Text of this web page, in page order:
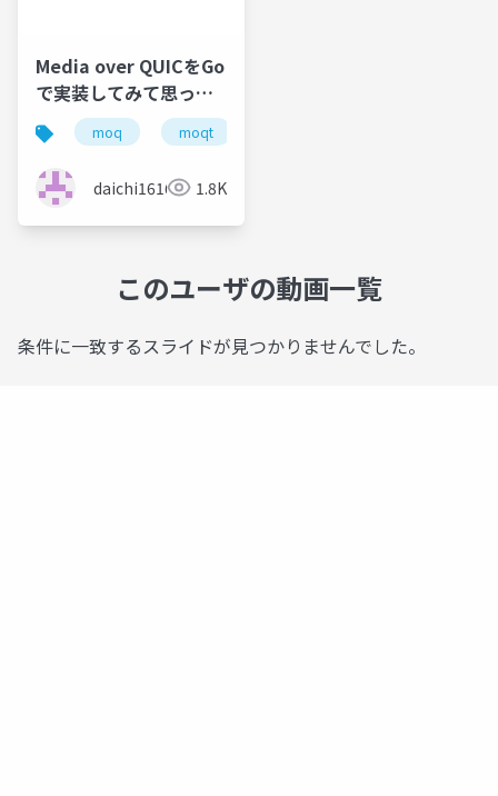
Media over QUICをGo
で実装してみて思った
こと @WebRTC Meet-
Up
moq moqt
daichi1616 1.8K
このユーザの動画一覧
条件に一致するスライドが見つかりませんでした。